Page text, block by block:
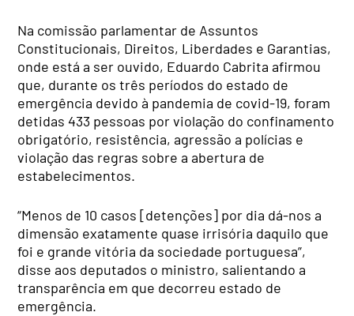
Na comissão parlamentar de Assuntos
Constitucionais, Direitos, Liberdades e Garantias,
onde está a ser ouvido, Eduardo Cabrita afirmou
que, durante os três períodos do estado de
emergência devido à pandemia de covid-19, foram
detidas 433 pessoas por violação do confinamento
obrigatório, resistência, agressão a polícias e
violação das regras sobre a abertura de
estabelecimentos.
“Menos de 10 casos [detenções] por dia dá-nos a
dimensão exatamente quase irrisória daquilo que
foi e grande vitória da sociedade portuguesa”,
disse aos deputados o ministro, salientando a
transparência em que decorreu estado de
emergência.